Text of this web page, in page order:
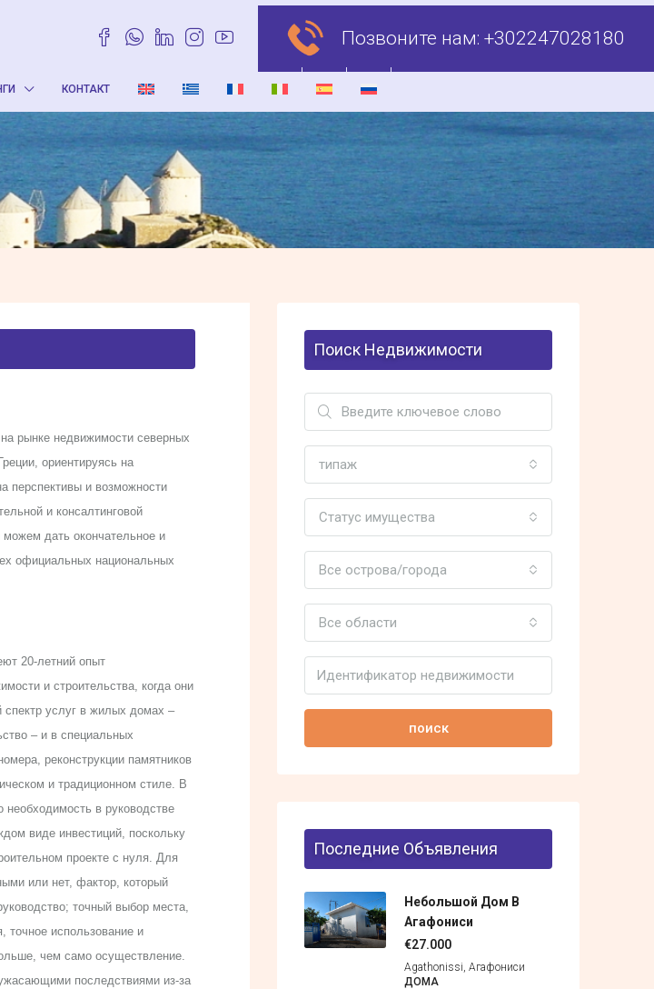
Позвоните нам: +302247028180
КОНТАКТ
рынке недвижимости северных
ориентируясь на
перспективы и возможности
и консалтинговой
дать окончательное и
официальных национальных
20-летний опыт
и строительства, когда они
спектр услуг в жилых домах –
– и в специальных
реконструкции памятников
и традиционном стиле. В
необходимость в руководстве
виде инвестиций, поскольку
проекте с нуля. Для
или нет, фактор, который
точный выбор места,
точное использование и
чем само осуществление.
последствиями из-за
Поиск Недвижимости
типаж
Статус имущества
Все острова/города
Все области
поиск
Последние Объявления
Небольшой Дом В
Агафониси
€27.000
Agathonissi, Агафониси
ДОМА